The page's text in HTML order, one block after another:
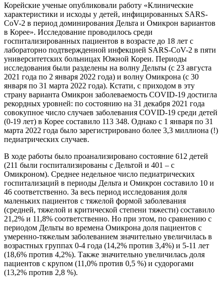
Корейские ученые опубликовали работу «Клинические
характеристики и исходы у детей, инфицированных SARS-
CoV-2 в период доминирования Дельта и Омикрон вариантов
в Корее». Исследование проводилось среди
госпитализированных пациентов в возрасте до 18 лет с
лабораторно подтвержденной инфекцией SARS-CoV-2 в пяти
университетских больницах Южной Кореи. Периоды
исследования были разделены на волну Дельты (с 23 августа
2021 года по 2 января 2022 года) и волну Омикрона (с 30
января по 31 марта 2022 года). Кстати, с приходом в эту
страну варианта Омикрон заболеваемость COVID-19 достигла
рекордных уровней: по состоянию на 31 декабря 2021 года
совокупное число случаев заболевания COVID-19 среди детей
(0-19 лет) в Корее составило 113 348. Однако с 1 января по 31
марта 2022 года было зарегистрировано более 3,3 миллиона (!)
педиатрических случаев.
В ходе работы было проанализировано состояние 612 детей
(211 были госпитализированы с Дельтой и 401 – с
Омикроном). Среднее недельное число педиатрических
госпитализаций в периоды Дельта и Омикрон составило 10 и
46 соответственно. За весь период исследования доля
маленьких пациентов с тяжелой формой заболевания
(средней, тяжелой и критической степени тяжести) составило
21,2% и 11,8% соответственно. Но при этом, по сравнению с
периодом Дельты во времена Омикрона доля пациентов с
умеренно-тяжелым заболеванием значительно увеличилась в
возрастных группах 0-4 года (14,2% против 3,4%) и 5-11 лет
(18,6% против 4,2%). Также значительно увеличилась доля
пациентов с крупом (11,0% против 0,5 %) и судорогами
(13,2% против 2,8 %).